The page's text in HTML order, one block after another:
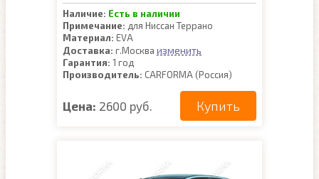
Наличие: Есть в наличии
Примечание: для Ниссан Террано
Материал: EVA
Доставка: г.Москва изменить
Гарантия: 1 год
Производитель: CARFORMA (Россия)
Цена: 2600 руб. Купить